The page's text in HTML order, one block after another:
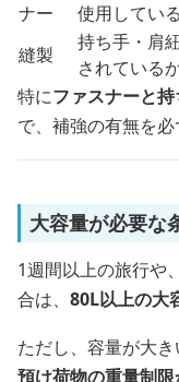
ナー
使用してい
縫製
持ち手・肩
されている
特にファスナーと
で、補強の有無を必
大容量が必要な
1週間以上の旅行や
合は、 80L以上の大
ただし、容量が大き
預け荷物の重量制